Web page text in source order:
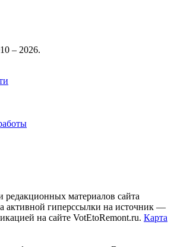
– 2026.
редакционных материалов сайта
активной гиперссылки на источник —
на сайте VotEtoRemont.ru. Карта